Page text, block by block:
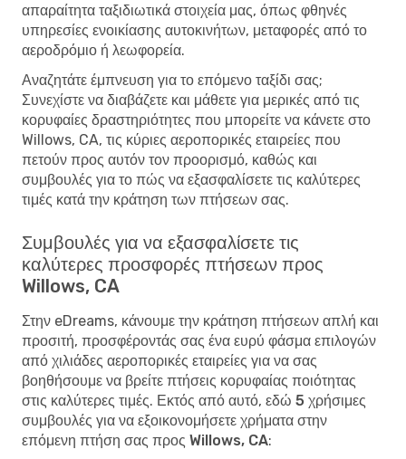
απαραίτητα ταξιδιωτικά στοιχεία μας, όπως φθηνές
υπηρεσίες ενοικίασης αυτοκινήτων, μεταφορές από το
αεροδρόμιο ή λεωφορεία.
Αναζητάτε έμπνευση για το επόμενο ταξίδι σας;
Συνεχίστε να διαβάζετε και μάθετε για μερικές από τις
κορυφαίες δραστηριότητες που μπορείτε να κάνετε στο
Willows, CA, τις κύριες αεροπορικές εταιρείες που
πετούν προς αυτόν τον προορισμό, καθώς και
συμβουλές για το πώς να εξασφαλίσετε τις καλύτερες
τιμές κατά την κράτηση των πτήσεων σας.
Συμβουλές για να εξασφαλίσετε τις
καλύτερες προσφορές πτήσεων προς
Willows, CA
Στην eDreams, κάνουμε την κράτηση πτήσεων απλή και
προσιτή, προσφέροντάς σας ένα ευρύ φάσμα επιλογών
από χιλιάδες αεροπορικές εταιρείες για να σας
βοηθήσουμε να βρείτε πτήσεις κορυφαίας ποιότητας
στις καλύτερες τιμές. Εκτός από αυτό, εδώ 5 χρήσιμες
συμβουλές για να εξοικονομήσετε χρήματα στην
επόμενη πτήση σας προς Willows, CA: